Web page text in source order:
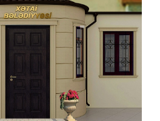
31 13:51:21
"XƏTAI RAYON İCRA
ŞƏHID VƏ
HƏSSASLIQLA
BORC BILIRIK"
ƏTRAFLI